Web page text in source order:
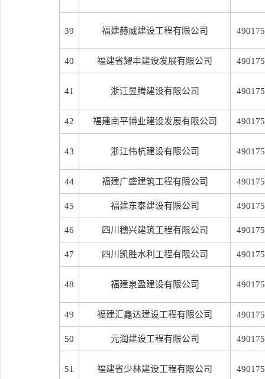
39 福建赫威建设工程有限公司
40 福建省耀丰建设发展有限公司
41 浙江昱腾建设有限公司
42 福建南平博业建设发展有限公司
43 浙江伟杭建设有限公司
44 福建广盛建筑工程有限公司
45 福建东泰建设有限公司
46 四川穗兴建筑工程有限公司
47 四川凯胜水利工程有限公司
48 福建泉盈建设有限公司
49 福建汇鑫达建设工程有限公司
50 元润建设工程有限公司
51 福建省少林建设工程有限公司